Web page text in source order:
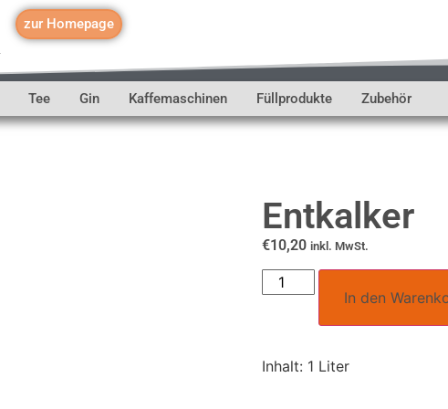
zur Homepage
Tee Gin Kaffemaschinen Füllprodukte Zubehör
Entkalker
€10,20 inkl. MwSt.
In den
Inhalt: 1 Liter